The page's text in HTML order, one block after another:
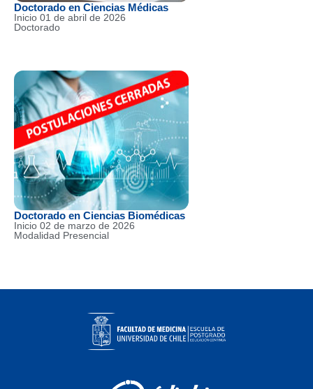
Doctorado en Ciencias Médicas
Inicio 01 de abril de 2026
Doctorado
Doctorado en Ciencias Biomédicas
Inicio 02 de marzo de 2026
Modalidad Presencial